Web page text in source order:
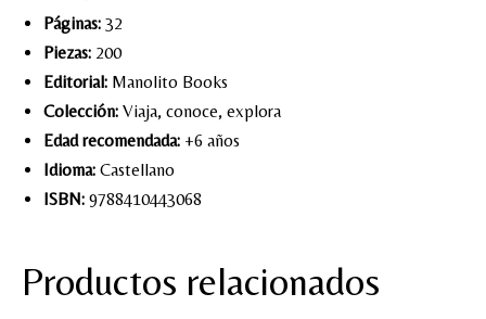
Páginas: 32
Piezas: 200
Editorial: Manolito Books
Colección: Viaja, conoce, explora
Edad recomendada: +6 años
Idioma: Castellano
ISBN: 9788410443068
Productos relacionados